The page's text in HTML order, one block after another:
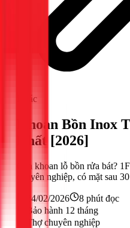
Khác
Khoan Bồn Inox
Nhất [2026]
Cần khoan lỗ bồn rửa bát?
chuyên nghiệp, có mặt sau
24/02/2026 8 phút đọc
Bảo hành 12 tháng
Thợ chuyên nghiệp